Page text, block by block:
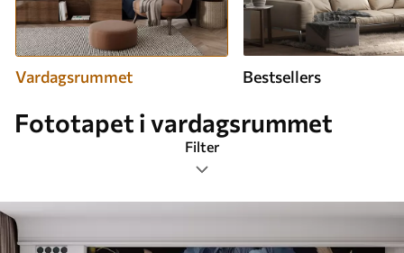
Vardagsrummet Bestsellers
Fototapet i vardagsrummet
Filter
Etiketter
Bildformat